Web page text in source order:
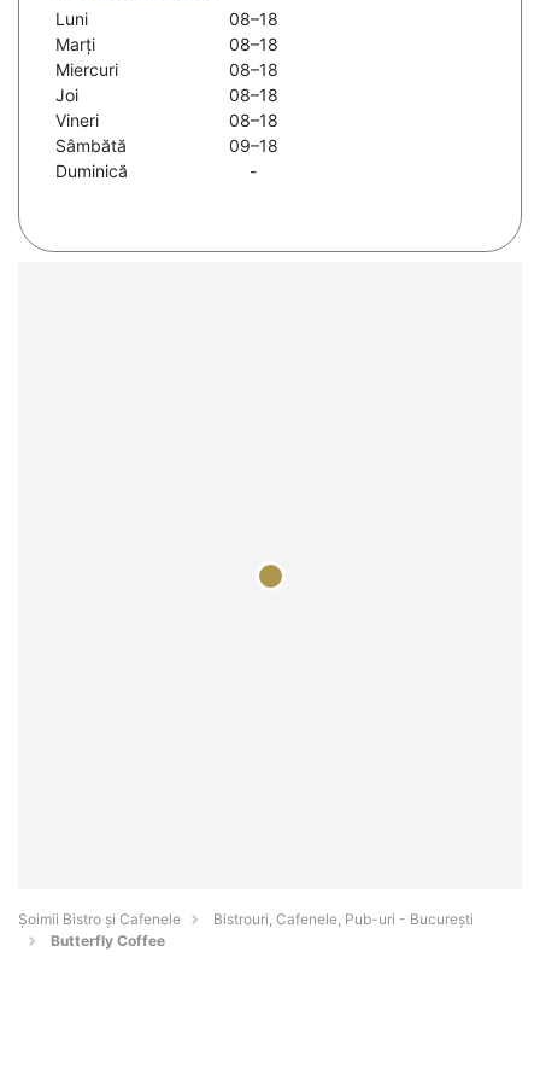
Luni
08–18
Marți
08–18
Miercuri
08–18
Joi
08–18
Vineri
08–18
Sâmbătă
09–18
Duminică
-
Șoimii Bistro și Cafenele
Bistrouri, Cafenele, Pub-uri - Bucureşti
Butterfly Coffee